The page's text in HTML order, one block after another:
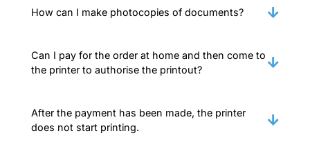
How can I make photocopies of documents?
Can I pay for the order at home and then come to
the printer to authorise the printout?
After the payment has been made, the printer
does not start printing.